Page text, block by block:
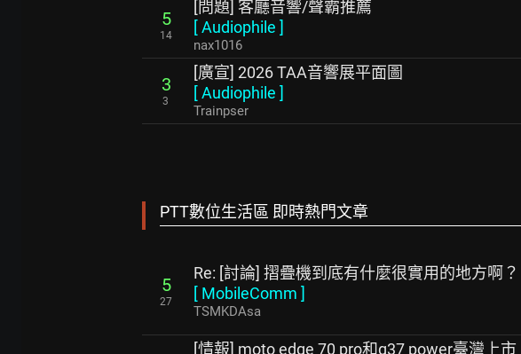
5
14
[問題] 客廳音響/聲霸推薦
[Audiophile ]
nax1016
3
3
[廣宣] 2026 TAA音響展平面圖
[Audiophile ]
Trainpser
PTT數位生活區 即時熱門文章
5
27
Re: [討論] 摺疊機到底有什麼很實用的地方啊？
[ MobileComm ]
TSMKDAsa
[情報] moto edge 70 pro和g37 power臺灣上市